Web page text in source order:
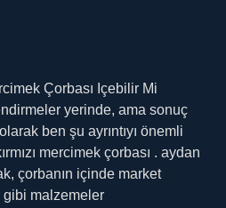
Çorbası Içebilir Mi
yerinde, ama sonuç
ben şu ayrıntıyı önemli
mercimek çorbası . aydan
çorbanın içinde market
gibi malzemeler